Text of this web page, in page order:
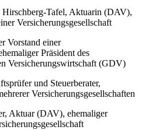
Tafel, Aktuarin (DAV),
Versicherungsgesellschaft
Vorstand einer
Präsident des
Versicherungswirtschaft (GDV)
und Steuerberater,
Versicherungsgesellschaften
Aktuar (DAV), ehemaliger